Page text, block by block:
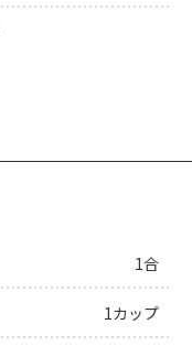
1合
1カップ